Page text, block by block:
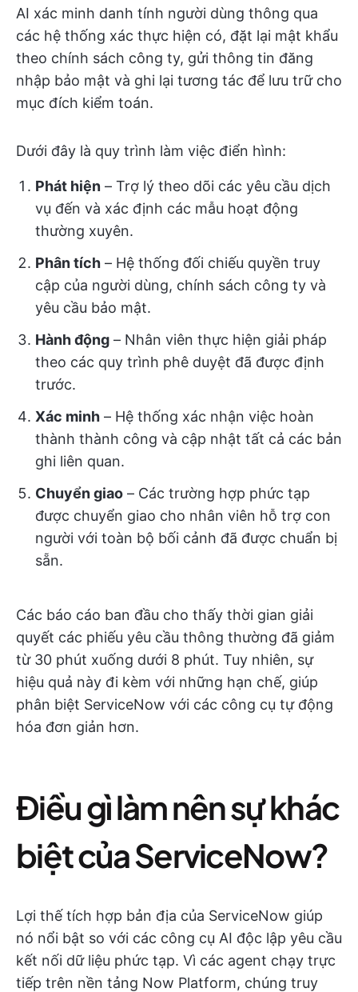
AI xác minh danh tính người dùng thông qua
các hệ thống xác thực hiện có, đặt lại mật khẩu
theo chính sách công ty, gửi thông tin đăng
nhập bảo mật và ghi lại tương tác để lưu trữ cho
mục đích kiểm toán.
Dưới đây là quy trình làm việc điển hình:
Phát hiện – Trợ lý theo dõi các yêu cầu dịch
vụ đến và xác định các mẫu hoạt động
thường xuyên.
Phân tích – Hệ thống đối chiếu quyền truy
cập của người dùng, chính sách công ty và
yêu cầu bảo mật.
Hành động – Nhân viên thực hiện giải pháp
theo các quy trình phê duyệt đã được định
trước.
Xác minh – Hệ thống xác nhận việc hoàn
thành thành công và cập nhật tất cả các bản
ghi liên quan.
Chuyển giao – Các trường hợp phức tạp
được chuyển giao cho nhân viên hỗ trợ con
người với toàn bộ bối cảnh đã được chuẩn bị
sẵn.
Các báo cáo ban đầu cho thấy thời gian giải
quyết các phiếu yêu cầu thông thường đã giảm
từ 30 phút xuống dưới 8 phút. Tuy nhiên, sự
hiệu quả này đi kèm với những hạn chế, giúp
phân biệt ServiceNow với các công cụ tự động
hóa đơn giản hơn.
Điều gì làm nên sự khác
biệt của ServiceNow?
Lợi thế tích hợp bản địa của ServiceNow giúp
nó nổi bật so với các công cụ AI độc lập yêu cầu
kết nối dữ liệu phức tạp. Vì các agent chạy trực
tiếp trên nền tảng Now Platform, chúng truy